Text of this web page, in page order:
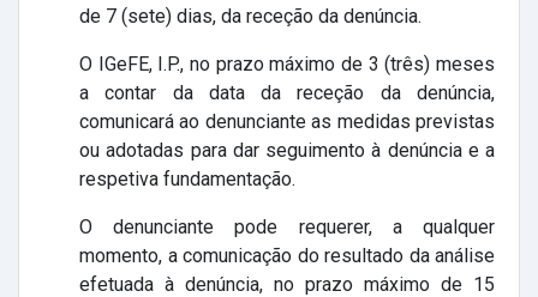
de 7 (sete) dias, da receção da denúncia.
O IGeFE, I.P., no prazo máximo de 3 (três) meses
a contar da data da receção da denúncia,
comunicará ao denunciante as medidas previstas
ou adotadas para dar seguimento à denúncia e a
respetiva fundamentação.
O denunciante pode requerer, a qualquer
momento, a comunicação do resultado da análise
efetuada à denúncia, no prazo máximo de 15